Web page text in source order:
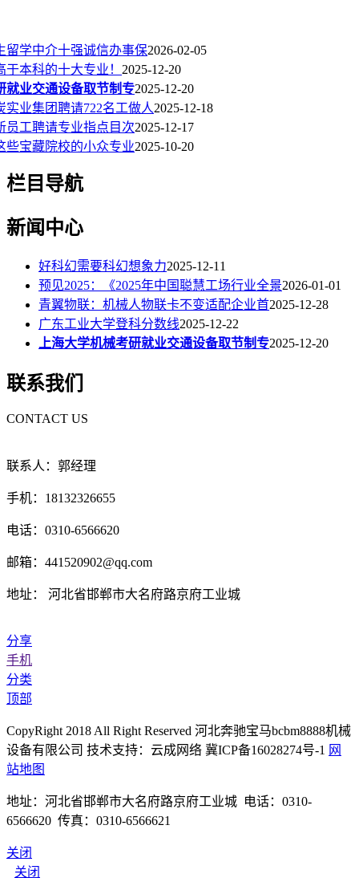
留学中介十强诚信办事保2026-02-05
本科的十大专业！ 2025-12-20
就业交通设备取节制专2025-12-20
实业集团聘请722名工做人2025-12-18
员工聘请专业指点目次2025-12-17
些宝藏院校的小众专业2025-10-20
栏目导航
新闻中心
好科幻需要科幻想象力2025-12-11
预见2025：《2025年中国聪慧工场行业全景2026-01-01
青翼物联：机械人物联卡不变适配企业首2025-12-28
广东工业大学登科分数线2025-12-22
上海大学机械考研就业交通设备取节制专2025-12-20
联系我们
CONTACT US
联系人：郭经理
手机：18132326655
电话：0310-6566620
邮箱：441520902@qq.com
地址： 河北省邯郸市大名府路京府工业城
分享
手机
分类
顶部
CopyRight 2018 All Right Reserved 河北奔驰宝马bcbm8888机械
设备有限公司 技术支持：云成网络 冀ICP备16028274号-1 网
站地图
地址：河北省邯郸市大名府路京府工业城 电话：0310-
6566620 传真：0310-6566621
关闭
关闭